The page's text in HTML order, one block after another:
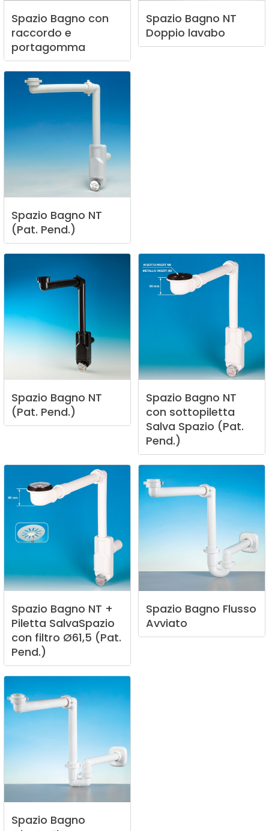
Spazio Bagno con
raccordo e
portagomma
Spazio Bagno NT
Doppio lavabo
Spazio Bagno NT
(Pat. Pend.)
Spazio Bagno NT
(Pat. Pend.)
Spazio Bagno NT
con sottopiletta
Salva Spazio (Pat.
Pend.)
Spazio Bagno NT +
Piletta SalvaSpazio
con filtro Ø61,5 (Pat.
Pend.)
Spazio Bagno Flusso
Avviato
Spazio Bagno